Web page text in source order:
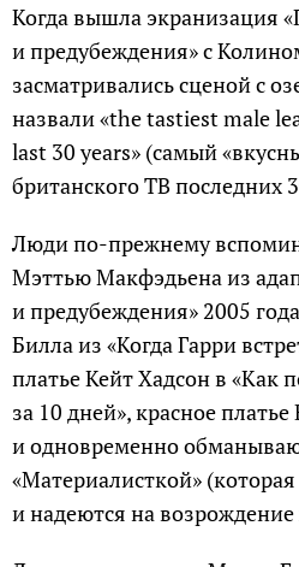
Когда вышла экранизация
и предубеждения» с
засматривались сценой с
назвали «the tastiest male
last 30 years» (самый
британского ТВ последних
Люди по-прежнему
Мэттью Макфэдьена из
и предубеждения» 2005
Билла из «Когда Гарри
платье Кейт Хадсон в «Как
за 10 дней», красное
и одновременно
«Материалисткой»
и надеются на